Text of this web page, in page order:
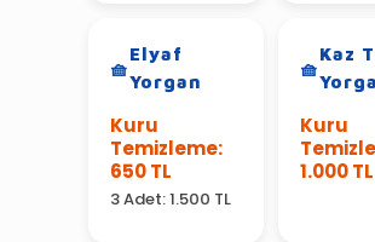
Elyaf
Yorgan
Kuru
Temizleme:
650 TL
3 Adet: 1.500 TL
Kaz
Kuru
1.000 TL